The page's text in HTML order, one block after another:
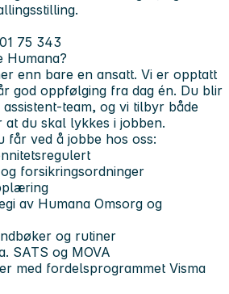
75 343
Humana?
enn bare en ansatt. Vi er opptatt
god oppfølging fra dag én. Du blir
assistent-team, og vi tilbyr både
du skal lykkes i jobben.
får ved å jobbe hos oss:
forsikringsordninger
av Humana Omsorg og
og rutiner
SATS og MOVA
med fordelsprogrammet Visma